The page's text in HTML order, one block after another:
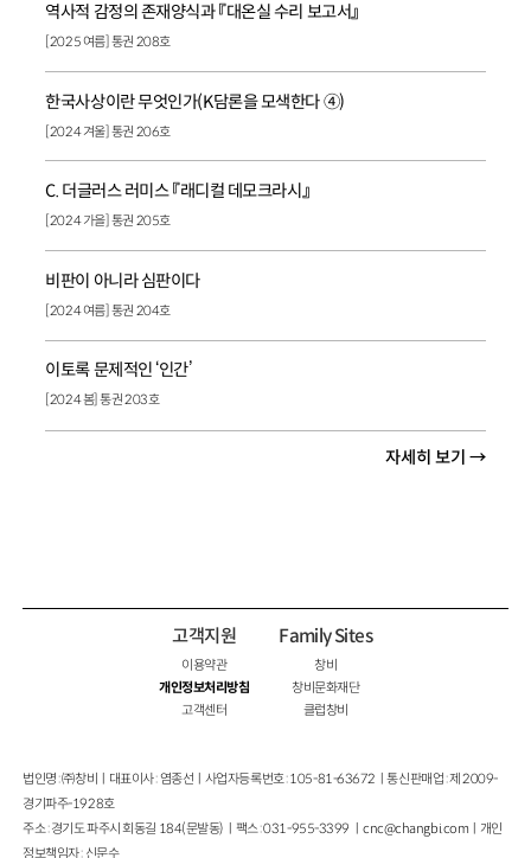
역사적 감정의 존재양식과 『대온실 수리 보고서』
[2025 여름] 통권 208호
한국사상이란 무엇인가(K담론을 모색한다 ④)
[2024 겨울] 통권 206호
C. 더글러스 러미스 『래디컬 데모크라시』
[2024 가을] 통권 205호
비판이 아니라 심판이다
[2024 여름] 통권 204호
이토록 문제적인 ‘인간’
[2024 봄] 통권 203호
자세히 보기 →
고객지원
이용약관
개인정보처리방침
고객센터
Family Sites
창비
창비문화재단
클럽창비
법인명 : ㈜창비ㅣ대표이사 : 염종선ㅣ사업자등록번호 : 105-81-63672ㅣ통신판매업 : 제 2009-
경기파주-1928호
주소 : 경기도 파주시 회동길 184(문발동)ㅣ팩스 : 031-955-3399 ㅣcnc@changbi.com ㅣ개인
정보책임자 : 신문수